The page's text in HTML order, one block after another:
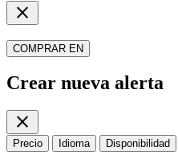
close
COMPRAR EN
Crear nueva alerta
close
Precio Idioma Disponibilidad